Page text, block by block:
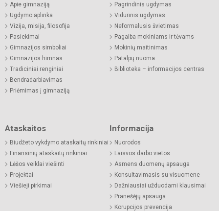
Apie gimnaziją
Ugdymo aplinka
Vizija, misija, filosofija
Pasiekimai
Gimnazijos simboliai
Gimnazijos himnas
Tradiciniai renginiai
Bendradarbiavimas
Priėmimas į gimnaziją
Pagrindinis ugdymas
Vidurinis ugdymas
Neformalusis švietimas
Pagalba mokiniams ir tėvams
Mokinių maitinimas
Patalpų nuoma
Biblioteka – informacijos centras
Ataskaitos
Biudžeto vykdymo ataskaitų rinkiniai
Finansinių ataskaitų rinkiniai
Lėšos veiklai viešinti
Projektai
Viešieji pirkimai
Informacija
Nuorodos
Laisvos darbo vietos
Asmens duomenų apsauga
Konsultavimasis su visuomene
Dažniausiai užduodami klausimai
Pranešėjų apsauga
Korupcijos prevencija